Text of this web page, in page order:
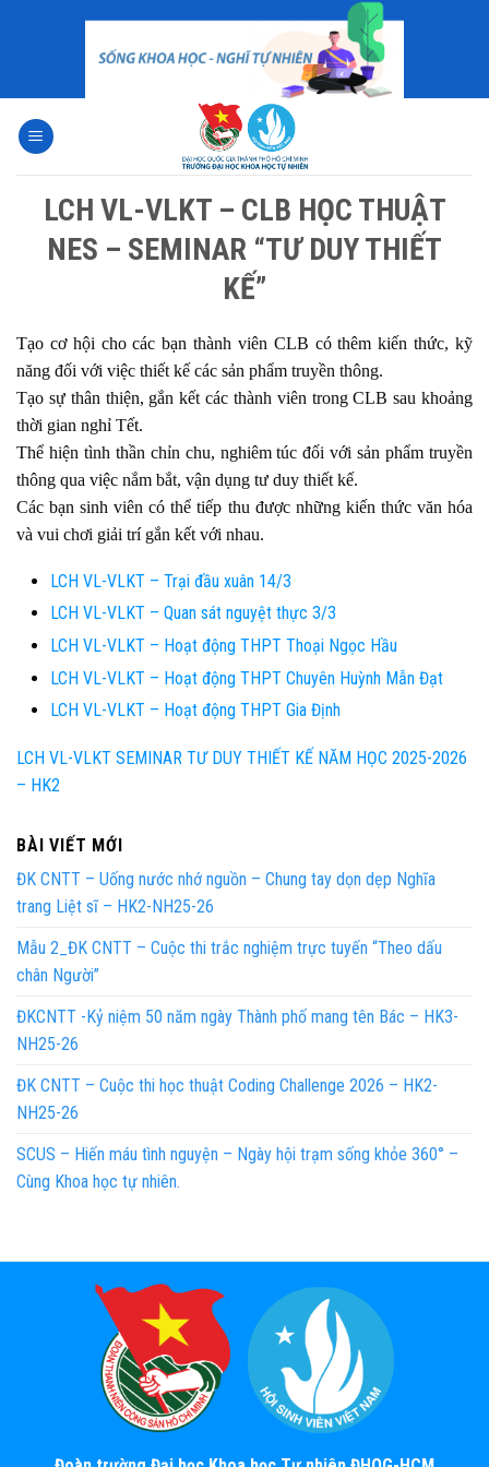
LCH VL-VLKT – CLB HỌC THUẬT
NES – SEMINAR “TƯ DUY THIẾT
KẾ”
Tạo cơ hội cho các bạn thành viên CLB có thêm kiến thức, kỹ
năng đối với việc thiết kế các sản phẩm truyền thông.
Tạo sự thân thiện, gắn kết các thành viên trong CLB sau khoảng
thời gian nghỉ Tết.
Thể hiện tình thần chỉn chu, nghiêm túc đối với sản phẩm truyền
thông qua việc nắm bắt, vận dụng tư duy thiết kế.
Các bạn sinh viên có thể tiếp thu được những kiến thức văn hóa
và vui chơi giải trí gắn kết với nhau.
LCH VL-VLKT – Trại đầu xuân 14/3
LCH VL-VLKT – Quan sát nguyệt thực 3/3
LCH VL-VLKT – Hoạt động THPT Thoại Ngọc Hầu
LCH VL-VLKT – Hoạt động THPT Chuyên Huỳnh Mẫn Đạt
LCH VL-VLKT – Hoạt động THPT Gia Định
LCH VL-VLKT SEMINAR TƯ DUY THIẾT KẾ NĂM HỌC 2025-2026
– HK2
BÀI VIẾT MỚI
ĐK CNTT – Uống nước nhớ nguồn – Chung tay dọn dẹp Nghĩa
trang Liệt sĩ – HK2-NH25-26
Mẫu 2_ĐK CNTT – Cuộc thi trắc nghiệm trực tuyến “Theo dấu
chân Người”
ĐKCNTT -Kỷ niệm 50 năm ngày Thành phố mang tên Bác – HK3-
NH25-26
ĐK CNTT – Cuộc thi học thuật Coding Challenge 2026 – HK2-
NH25-26
SCUS – Hiến máu tình nguyện – Ngày hội trạm sống khỏe 360° –
Cùng Khoa học tự nhiên.